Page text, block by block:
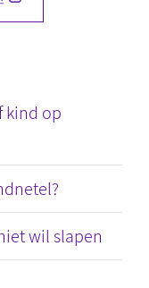
kind op
wil slapen